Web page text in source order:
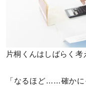
片桐くんはしばらく考
「なるほど……確かに